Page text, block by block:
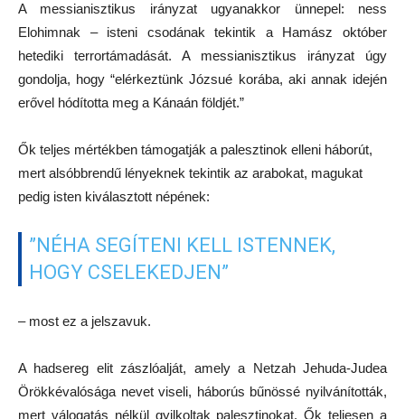
A messianisztikus irányzat ugyanakkor ünnepel: ness
Elohimnak – isteni csodának tekintik a Hamász október
hetediki terrortámadását. A messianisztikus irányzat úgy
gondolja, hogy “elérkeztünk Józsué korába, aki annak idején
erővel hódította meg a Kánaán földjét.”
Ők teljes mértékben támogatják a palesztinok elleni háborút,
mert alsóbbrendű lényeknek tekintik az arabokat, magukat
pedig isten kiválasztott népének:
”NÉHA SEGÍTENI KELL ISTENNEK,
HOGY CSELEKEDJEN”
– most ez a jelszavuk.
A hadsereg elit zászlóalját, amely a Netzah Jehuda-Judea
Örökkévalósága nevet viseli, háborús bűnössé nyilvánították,
mert válogatás nélkül gyilkoltak palesztinokat. Ők teljesen a